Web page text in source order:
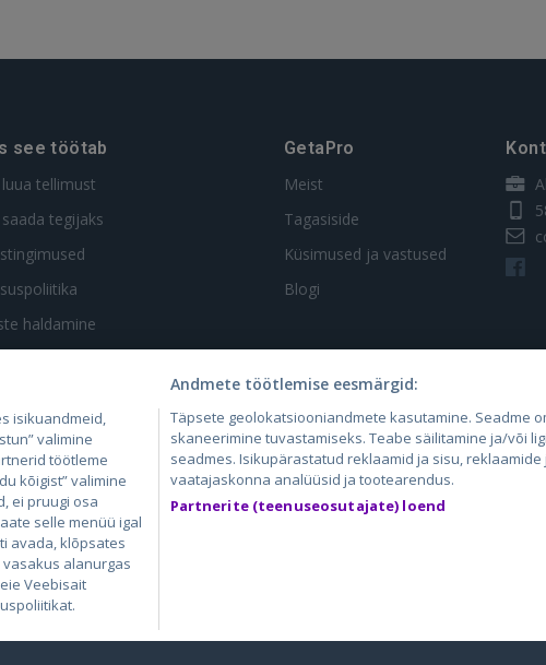
see töötab
luua tellimust
tegijaks
haldamine
GetaPro
Meist
Tagasiside
Küsimused ja vastused
Blogi
GetaPro.lv
GetaPro.ee
Skelbiu.lt
Autoplius.lt
Aruodas.lt
CVbankas.lt
isikuandmeid,
valimine
töötleme
kõigist” valimine
ei pruugi osa
selle menüü igal
avada, klõpsates
alanurgas
Veebisait
Andmete töötlemise eesmärgid:
Täpsete geolokatsiooniandmete kasutamine. Seadme
skaneerimine tuvastamiseks. Teabe säilitamine ja/või
seadmes. Isikupärastatud reklaamid ja sisu, reklaamide
vaatajaskonna analüüsid ja tootearendus.
Partnerite (teenuseosutajate) loend